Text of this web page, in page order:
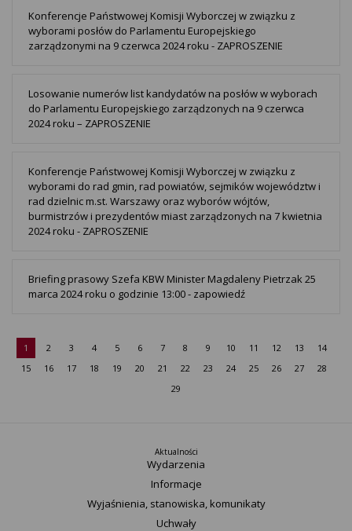
Konferencje Państwowej Komisji Wyborczej w związku z
wyborami posłów do Parlamentu Europejskiego
zarządzonymi na 9 czerwca 2024 roku - ZAPROSZENIE
Losowanie numerów list kandydatów na posłów w wyborach
do Parlamentu Europejskiego zarządzonych na 9 czerwca
2024 roku – ZAPROSZENIE
Konferencje Państwowej Komisji Wyborczej w związku z
wyborami do rad gmin, rad powiatów, sejmików województw i
rad dzielnic m.st. Warszawy oraz wyborów wójtów,
burmistrzów i prezydentów miast zarządzonych na 7 kwietnia
2024 roku - ZAPROSZENIE
Briefing prasowy Szefa KBW Minister Magdaleny Pietrzak 25
marca 2024 roku o godzinie 13:00 - zapowiedź
1 2 3 4 5 6 7 8 9 10 11 12 13
14
15
16 17 18 19 20 21 22 23 24 25 26 27
28
29
Aktualności
Wydarzenia
Informacje
Wyjaśnienia, stanowiska, komunikaty
Uchwały